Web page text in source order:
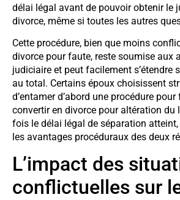
délai légal avant de pouvoir obtenir le
divorce, même si toutes les autres
Cette procédure, bien que moins
divorce pour faute, reste soumise aux
judiciaire et peut facilement s’étendre
au total. Certains époux choisissent
d’entamer d’abord une procédure
convertir en divorce pour altération du
fois le délai légal de séparation
les avantages procéduraux des deux
L’impact des
conflictuelles sur